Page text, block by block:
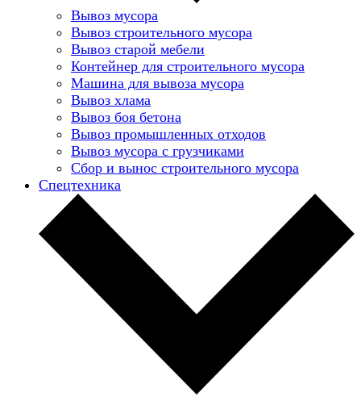
Вывоз мусора
Вывоз строительного мусора
Вывоз старой мебели
Контейнер для строительного мусора
Машина для вывоза мусора
Вывоз хлама
Вывоз боя бетона
Вывоз промышленных отходов
Вывоз мусора с грузчиками
Сбор и вынос строительного мусора
Спецтехника